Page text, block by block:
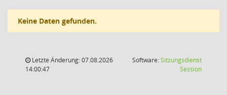
Keine Daten gefunden.
Letzte Änderung: 07.08.2026
14:00:47
Software:Sitzungsdienst
Session(Wird in